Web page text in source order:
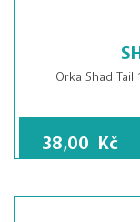
Orka Shad Tail
38,00 Kč